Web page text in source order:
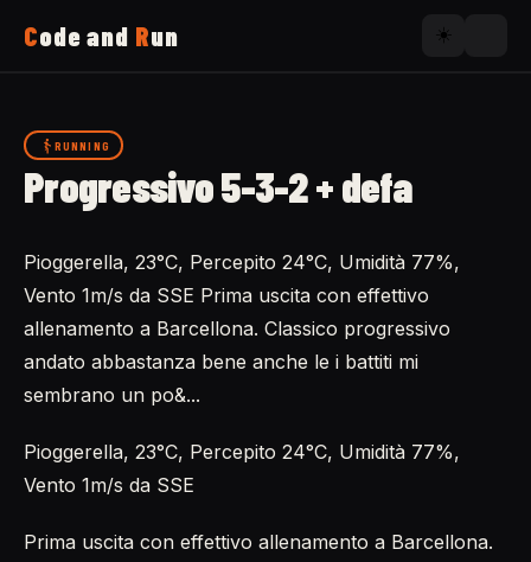
Code and Run ☀️
Running
Uses
Now
RUNNING
Progressivo 5-3-2 + defa
Pioggerella, 23°C, Percepito 24°C, Umidità 77%,
Vento 1m/s da SSE Prima uscita con effettivo
allenamento a Barcellona. Classico progressivo
andato abbastanza bene anche le i battiti mi
sembrano un po&...
Pioggerella, 23°C, Percepito 24°C, Umidità 77%,
Vento 1m/s da SSE
Prima uscita con effettivo allenamento a Barcellona.